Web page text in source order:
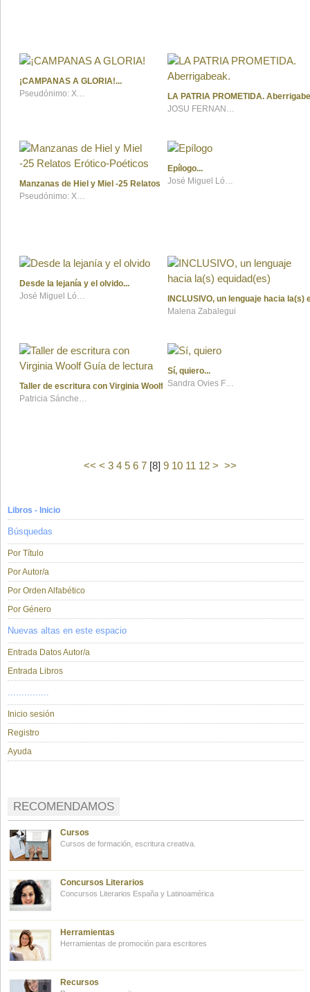
¡CAMPANAS A GLORIA!
Pseudónimo: XALBADOR ARRIAGA
LA PATRIA PROMETIDA.
JOSU FERNANDEZ ALCALDE
Manzanas de Hiel y Miel -25 Relatos Erótico-Poéticos
Pseudónimo: XALBADOR ARRIAGA
Epílogo
José Miguel López Cuétara
Desde la lejanía y el olvido
José Miguel López Cuétara
INCLUSIVO, un lenguaje hacia la(s)
Malena Zabalegui
Taller de escritura con Virginia Woolf Guía de lectura
Patricia Sánchez-Cutillas
Sí, quiero
Sandra Ovies Fernández
<< < 3 4 5 6 7[8] 9 10 11 12 > >>
Libros - Inicio
Búsquedas
Por Título
Por Autor/a
Por Orden Alfabético
Por Género
Nuevas altas en este espacio
Entrada Datos Autor/a
Entrada Libros
...............
Inicio sesión
Registro
Ayuda
RECOMENDAMOS
Cursos
Cursos de formación, escritura creativa.
Concursos Literarios
Concursos Literarios España y Latinoamérica
Herramientas
Herramientas de promoción para escritores
Recursos